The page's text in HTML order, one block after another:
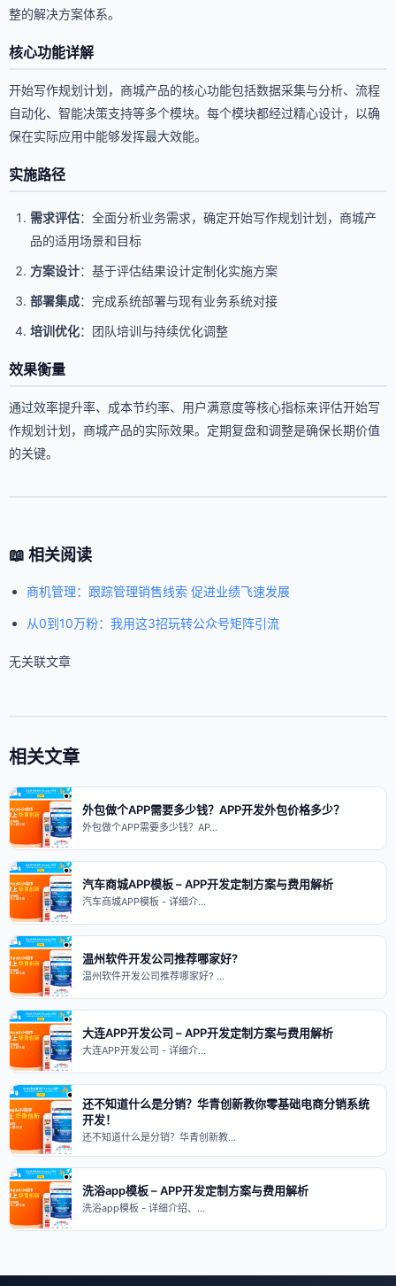
整的解决方案体系。
核心功能详解
开始写作规划计划，商城产品的核心功能包括数据采集与分析、流程
自动化、智能决策支持等多个模块。每个模块都经过精心设计，以确
保在实际应用中能够发挥最大效能。
实施路径
需求评估：全面分析业务需求，确定开始写作规划计划，商城产
品的适用场景和目标
方案设计：基于评估结果设计定制化实施方案
部署集成：完成系统部署与现有业务系统对接
培训优化：团队培训与持续优化调整
效果衡量
通过效率提升率、成本节约率、用户满意度等核心指标来评估开始写
作规划计划，商城产品的实际效果。定期复盘和调整是确保长期价值
的关键。
📖 相关阅读
商机管理：跟踪管理销售线索 促进业绩飞速发展
从0到10万粉：我用这3招玩转公众号矩阵引流
无关联文章
相关文章
外包做个APP需要多少钱？APP开发外包价格多少？
外包做个APP需要多少钱？AP…
汽车商城APP模板 – APP开发定制方案与费用解析
汽车商城APP模板 - 详细介…
温州软件开发公司推荐哪家好?
温州软件开发公司推荐哪家好? …
大连APP开发公司 – APP开发定制方案与费用解析
大连APP开发公司 - 详细介…
还不知道什么是分销？华青创新教你零基础电商分销系统
开发！
还不知道什么是分销？华青创新教…
洗浴app模板 – APP开发定制方案与费用解析
洗浴app模板 - 详细介绍、…